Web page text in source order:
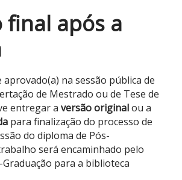
final após a
aprovado(a) na sessão pública de
de Mestrado ou de Tese de
entregar aversão originalou a
para finalização do processo de
do diploma de Pós-
será encaminhado pelo
Graduação para a biblioteca